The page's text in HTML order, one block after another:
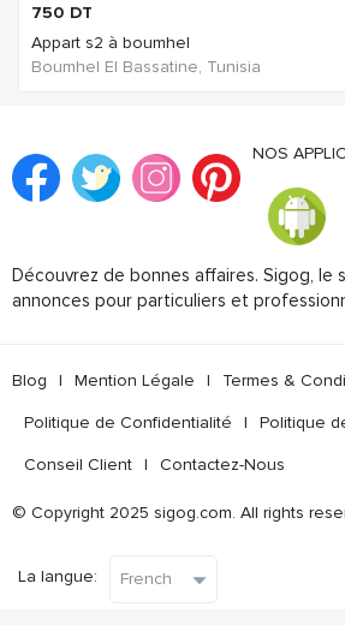
750 DT
Appart s2 à boumhel
Boumhel El Bassatine, Tunisia
NOS
Découvrez de bonnes affaires. Sigog, le
annonces pour particuliers et
Blog | Mention Légale | Termes &
Politique de Confidentialité | Politique
Conseil Client | Contactez-Nous
© Copyright 2025 sigog.com. All rights
La langue: